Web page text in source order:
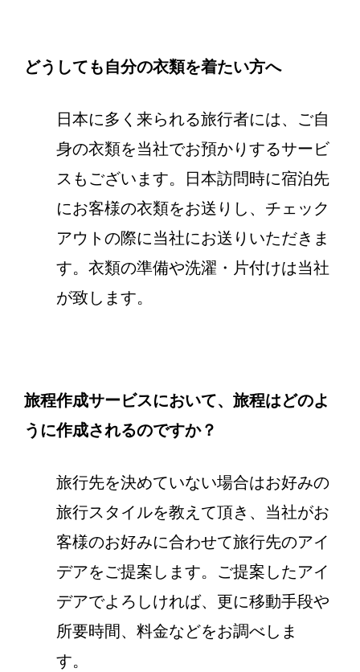
どうしても自分の衣類を着たい方へ
日本に多く来られる旅行者には、ご自
身の衣類を当社でお預かりするサービ
スもございます。日本訪問時に宿泊先
にお客様の衣類をお送りし、チェック
アウトの際に当社にお送りいただきま
す。衣類の準備や洗濯・片付けは当社
が致します。
旅程作成サービスにおいて、旅程はどのよ
うに作成されるのですか？
旅行先を決めていない場合はお好みの
旅行スタイルを教えて頂き、当社がお
客様のお好みに合わせて旅行先のアイ
デアをご提案します。ご提案したアイ
デアでよろしければ、更に移動手段や
所要時間、料金などをお調べしま
す。